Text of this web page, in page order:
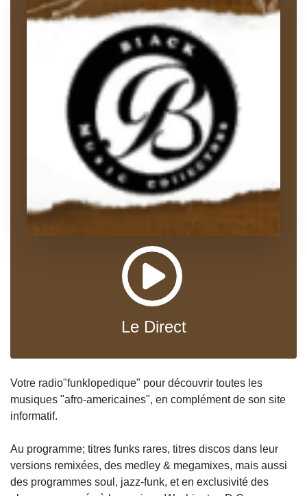
Le Direct
Votre radio"funklopedique" pour découvrir toutes les
musiques "afro-americaines", en complément de son site
informatif.
Au programme; titres funks rares, titres discos dans leur
versions remixées, des medley & megamixes, mais aussi
des programmes soul, jazz-funk, et en exclusivité des